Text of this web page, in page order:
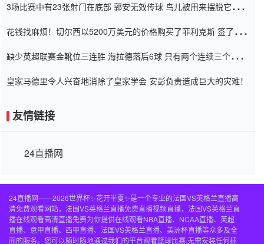
3场比赛中有23张射门在底部 郭安无效传球 鸟儿被用来摆脱它
花钱找麻烦！切尔西以5200万美元的价格购买了菲利克斯 签了7年
缺少英超联赛金靴位三连胜 海拉德落后6球 只有两个连续三个连续
皇家马德里令人兴奋地消除了皇家学会 安彭负责造成巨大的灾难！
友情链接
24直播网
24直播网——2026世界杯✨花开半夏✨是一个专业的法国VS英格兰直播高
清免费观看网站，法国VS英格兰直播免费直播视频直播，法国VS英格兰直
播在线观看高清直播免费为你提供在线观看NBA直播、NCAA直播、英超
直播、意甲直播、西甲直播、法国VS英格兰直播、美洲杯直播等众多及全
面的服务。您可以随时随地通过我们的平台观看篮球比赛,无需安装任何插